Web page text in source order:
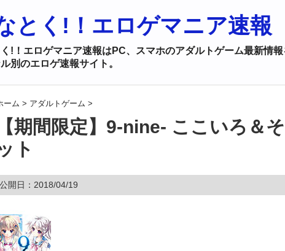
とく!！エロゲマニア速報
!！エロゲマニア速報はPC、スマホのアダルトゲーム最新情
別のエロゲ速報サイト。
ーム > アダルトゲーム >
【期間限定】9-nine- ここいろ＆
ト
公開日：2018/04/19